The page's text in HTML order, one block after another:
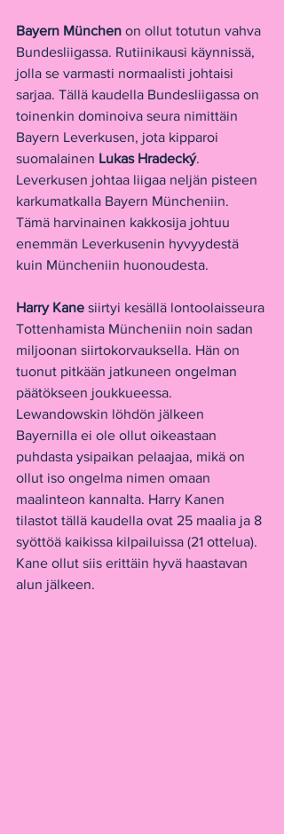
Bayern München on ollut totutun vahva
Bundesliigassa. Rutiinikausi käynnissä,
jolla se varmasti normaalisti johtaisi
sarjaa. Tällä kaudella Bundesliigassa on
toinenkin dominoiva seura nimittäin
Bayern Leverkusen, jota kipparoi
suomalainen Lukas Hradecký.
Leverkusen johtaa liigaa neljän pisteen
karkumatkalla Bayern Müncheniin.
Tämä harvinainen kakkosija johtuu
enemmän Leverkusenin hyvyydestä
kuin Müncheniin huonoudesta.
Harry Kane siirtyi kesällä lontoolaisseura
Tottenhamista Müncheniin noin sadan
miljoonan siirtokorvauksella. Hän on
tuonut pitkään jatkuneen ongelman
päätökseen joukkueessa.
Lewandowskin löhdön jälkeen
Bayernilla ei ole ollut oikeastaan
puhdasta ysipaikan pelaajaa, mikä on
ollut iso ongelma nimen omaan
maalinteon kannalta. Harry Kanen
tilastot tällä kaudella ovat 25 maalia ja 8
syöttöä kaikissa kilpailuissa (21 ottelua).
Kane ollut siis erittäin hyvä haastavan
alun jälkeen.